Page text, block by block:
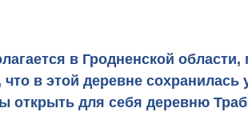
в Гродненской
в этой деревне
открыть для себя деревню